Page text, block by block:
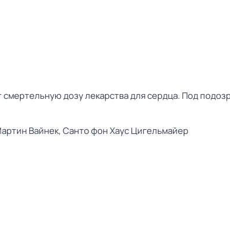
дозу лекарства для сердца. Под
Вайнек,Санто фон Хаус Цигельмайер